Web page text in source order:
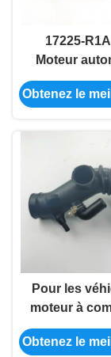
17225-
Moteur
tuyau
turbo Pour
Obtenez le
Pour les
moteur à
numérique,
de points de
Obtenez le